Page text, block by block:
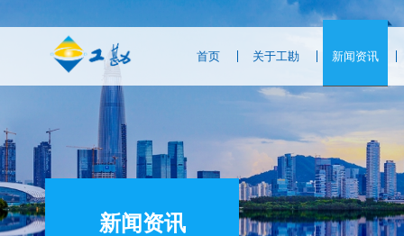
首页 关于工勘 新闻资讯
新闻资讯